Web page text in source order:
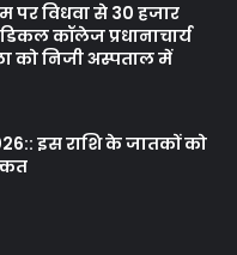
विधवा से 30 हजार
कॉलेज प्रधानाचार्य
को निजी अस्पताल में
इस राशि के जातकों को